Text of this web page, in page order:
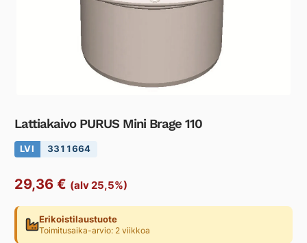
Lattiakaivo PURUS Mini Brage 110
LVI 3311664
29,36 € (alv 25,5%)
Erikoistilaustuote
Toimitusaika-arvio: 2 viikkoa